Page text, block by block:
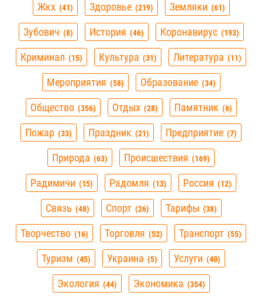
Жкх 41 Здоровье 219 Земляки 61
Зубович 8 История 46 Коронавирус 193
Криминал 15 Культура 31 Литература 11
Мероприятия 58 Образование 34
Общество 356 Отдых 28 Памятник 6
Пожар 33 Праздник 21 Предприятие 7
Природа 63 Происшествия 169
Радимичи 15 Радомля 13 Россия 12
Связь 48 Спорт 26 Тарифы 38
Творчество 16 Торговля 52 Транспорт 55
Туризм 45 Украина 5 Услуги 40
Экология 44 Экономика 354